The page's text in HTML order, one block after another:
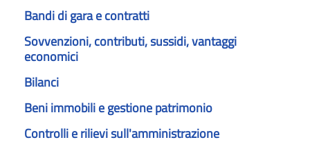
Bandi di gara e contratti
Sovvenzioni, contributi, sussidi, vantaggi
economici
Bilanci
Beni immobili e gestione patrimonio
Controlli e rilievi sull'amministrazione